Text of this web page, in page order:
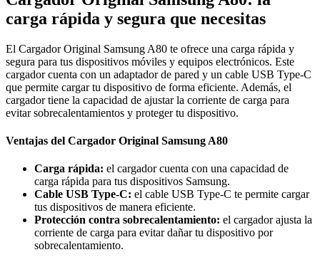
carga rápida y segura que necesitas
El Cargador Original Samsung A80 te ofrece una carga rápida y
segura para tus dispositivos móviles y equipos electrónicos. Este
cargador cuenta con un adaptador de pared y un cable USB Type-C
que permite cargar tu dispositivo de forma eficiente. Además, el
cargador tiene la capacidad de ajustar la corriente de carga para
evitar sobrecalentamientos y proteger tu dispositivo.
Ventajas del Cargador Original Samsung A80
Carga rápida: el cargador cuenta con una capacidad de
carga rápida para tus dispositivos Samsung.
Cable USB Type-C: el cable USB Type-C te permite cargar
tus dispositivos de manera eficiente.
Protección contra sobrecalentamiento: el cargador ajusta la
corriente de carga para evitar dañar tu dispositivo por
sobrecalentamiento.